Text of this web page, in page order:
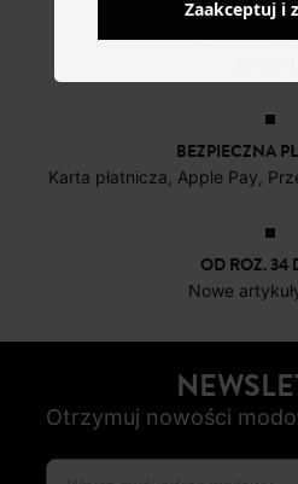
DARMOWE
BEZPIECZNA
Karta płatnicza, Apple Pay,
OD ROZ. 34
Nowe
Otrzymuj nowości
Zaakceptuj i